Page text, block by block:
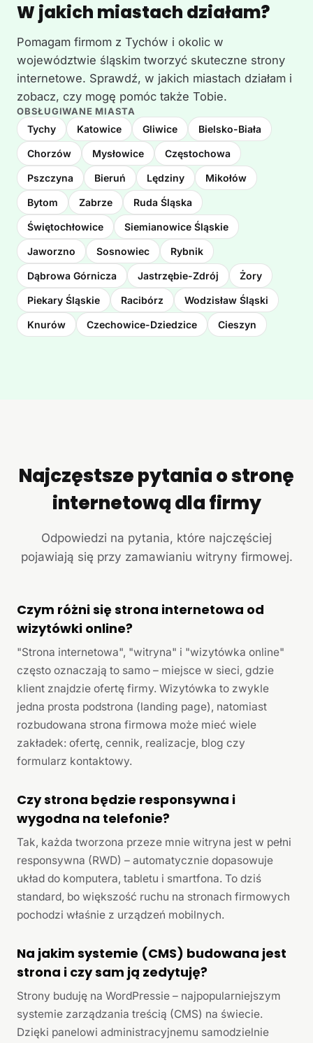
W jakich miastach działam?
Pomagam firmom z Tychów i okolic w
województwie śląskim tworzyć skuteczne strony
internetowe. Sprawdź, w jakich miastach działam i
zobacz, czy mogę pomóc także Tobie.
OBSŁUGIWANE MIASTA
Tychy Katowice Gliwice Bielsko-Biała
Chorzów Mysłowice Częstochowa
Pszczyna Bieruń Lędziny Mikołów
Bytom Zabrze Ruda Śląska
Świętochłowice Siemianowice Śląskie
Jaworzno Sosnowiec Rybnik
Dąbrowa Górnicza Jastrzębie-Zdrój Żory
Piekary Śląskie Racibórz Wodzisław Śląski
Knurów Czechowice-Dziedzice Cieszyn
Najczęstsze pytania o stronę
internetową dla firmy
Odpowiedzi na pytania, które najczęściej
pojawiają się przy zamawianiu witryny firmowej.
Czym różni się strona internetowa od
wizytówki online?
"Strona internetowa", "witryna" i "wizytówka online"
często oznaczają to samo – miejsce w sieci, gdzie
klient znajdzie ofertę firmy. Wizytówka to zwykle
jedna prosta podstrona (landing page), natomiast
rozbudowana strona firmowa może mieć wiele
zakładek: ofertę, cennik, realizacje, blog czy
formularz kontaktowy.
Czy strona będzie responsywna i
wygodna na telefonie?
Tak, każda tworzona przeze mnie witryna jest w pełni
responsywna (RWD) – automatycznie dopasowuje
układ do komputera, tabletu i smartfona. To dziś
standard, bo większość ruchu na stronach firmowych
pochodzi właśnie z urządzeń mobilnych.
Na jakim systemie (CMS) budowana jest
strona i czy sam ją zedytuję?
Strony buduję na WordPressie – najpopularniejszym
systemie zarządzania treścią (CMS) na świecie.
Dzięki panelowi administracyjnemu samodzielnie